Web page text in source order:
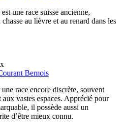
une race suisse ancienne,
au lièvre et au renard dans les
Bernois
race encore discrète, souvent
vastes espaces. Apprécié pour
il possède aussi un
d’être mieux connu.